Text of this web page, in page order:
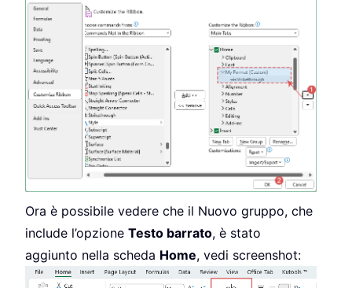
Ora è possibile vedere che il Nuovo gruppo, che
include l’opzione Testo barrato, è stato
aggiunto nella scheda Home, vedi screenshot: